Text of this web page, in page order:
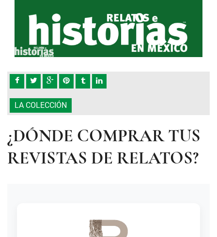
LA COLECCIÓN
¿DÓNDE COMPRAR TUS
REVISTAS DE RELATOS?